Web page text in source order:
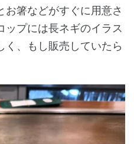
お箸などがすぐに用意さ
ップには長ネギのイラス
く、もし販売していたら